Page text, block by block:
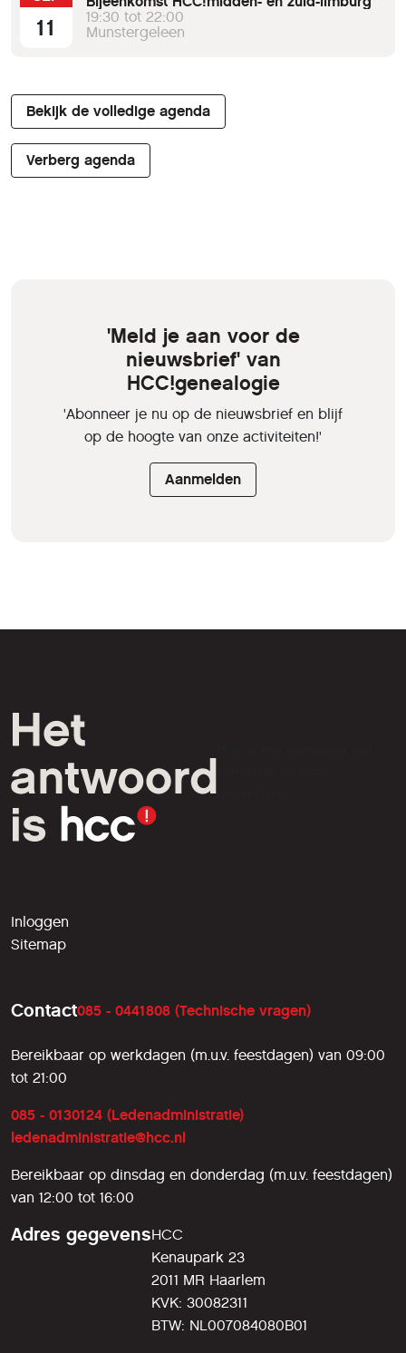
11
19:30 tot 22:00
Munstergeleen
Bekijk de volledige agenda
Verberg agenda
'Meld je aan voor de
nieuwsbrief' van
HCC!genealogie
'Abonneer je nu op de nieuwsbrief en blijf
op de hoogte van onze activiteiten!'
Aanmelden
liefhebbers.
Inloggen
Sitemap
Contact085 - 0441808 (Technische vragen)
Bereikbaar op werkdagen (m.u.v. feestdagen) van 09:00
tot 21:00
085 - 0130124 (Ledenadministratie)
ledenadministratie@hcc.nl
Bereikbaar op dinsdag en donderdag (m.u.v. feestdagen)
van 12:00 tot 16:00
Adres gegevensHCC
Kenaupark 23
2011 MR Haarlem
KVK: 30082311
BTW: NL007084080B01